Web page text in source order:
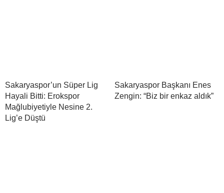
Sakaryaspor’un Süper Lig
Hayali Bitti: Erokspor
Mağlubiyetiyle Nesine 2.
Lig’e Düştü
Sakaryaspor Başkanı Enes
Zengin: “Biz bir enkaz aldık”